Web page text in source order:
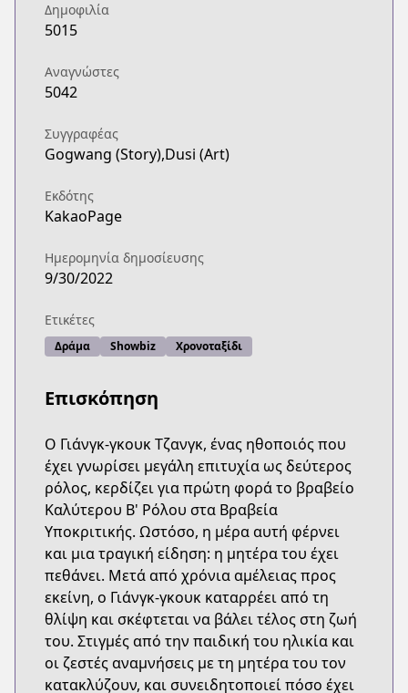
Δημοφιλία
5015
Αναγνώστες
5042
Συγγραφέας
Gogwang (Story),Dusi (Art)
Εκδότης
KakaoPage
Ημερομηνία δημοσίευσης
9/30/2022
Ετικέτες
Δράμα Showbiz Χρονοταξίδι
Επισκόπηση
Ο Γιάνγκ-γκουκ Τζανγκ, ένας ηθοποιός που
έχει γνωρίσει μεγάλη επιτυχία ως δεύτερος
ρόλος, κερδίζει για πρώτη φορά το βραβείο
Καλύτερου Β' Ρόλου στα Βραβεία
Υποκριτικής. Ωστόσο, η μέρα αυτή φέρνει
και μια τραγική είδηση: η μητέρα του έχει
πεθάνει. Μετά από χρόνια αμέλειας προς
εκείνη, ο Γιάνγκ-γκουκ καταρρέει από τη
θλίψη και σκέφτεται να βάλει τέλος στη ζωή
του. Στιγμές από την παιδική του ηλικία και
οι ζεστές αναμνήσεις με τη μητέρα του τον
κατακλύζουν, και συνειδητοποιεί πόσο έχει